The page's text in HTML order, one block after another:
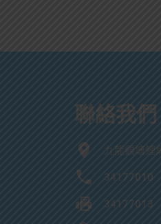
聯絡我們
九龍觀塘鯉
34177010
34177013